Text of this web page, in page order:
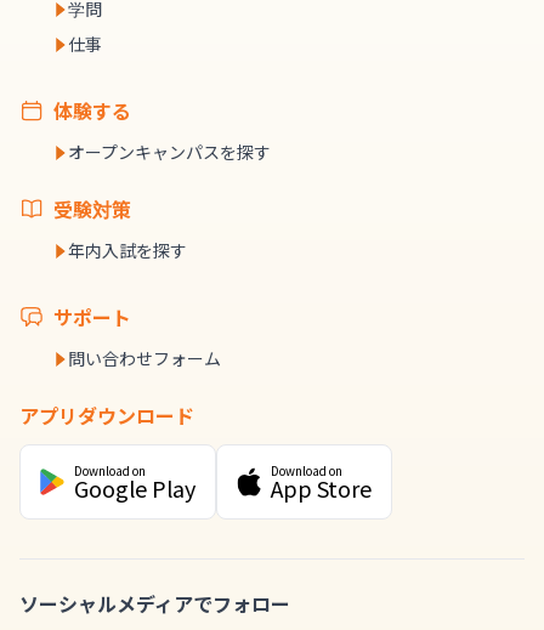
学問
仕事
体験する
オープンキャンパスを探す
受験対策
年内入試を探す
サポート
問い合わせフォーム
アプリダウンロード
Download on
Google Play
Download on
App Store
ソーシャルメディアでフォロー